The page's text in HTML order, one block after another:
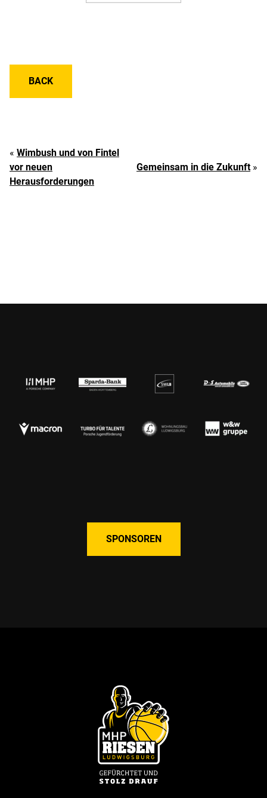
BACK
« Wimbush und von Fintel
vor neuen
Herausforderungen
Gemeinsam in die Zukunft»
SPONSOREN